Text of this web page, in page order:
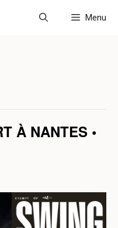
Menu
À NANTES •